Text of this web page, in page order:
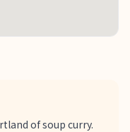
of soup curry.